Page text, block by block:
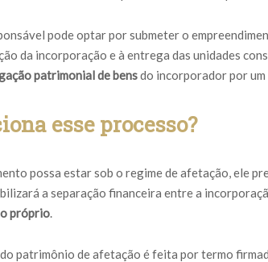
pode optar por submeter o
da incorporação e à entrega das unidades
patrimonial de bensdo incorporador por
esse processo?
possa estar sob o regime de afetação, ele
a separação financeira entre a
próprio.
patrimônio de afetação é feita por termo